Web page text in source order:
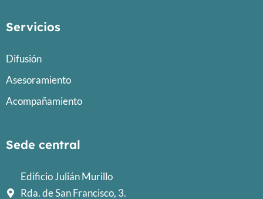
Servicios
Difusión
Asesoramiento
Acompañamiento
Sede central
Edificio Julián Murillo
Rda. de San Francisco, 3.